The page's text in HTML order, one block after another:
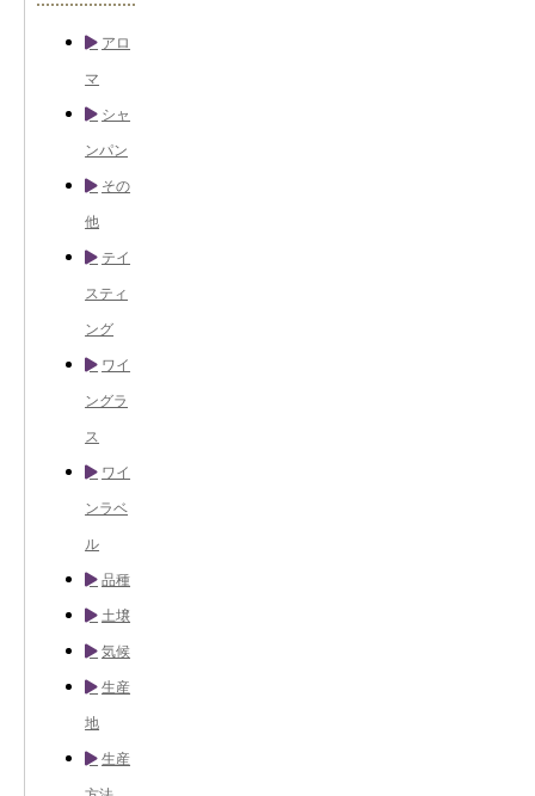
アロ
マ
シャ
ンパン
その
他
テイ
スティ
ング
ワイ
ングラ
ス
ワイ
ンラベ
ル
品種
土壌
気候
生産
地
生産